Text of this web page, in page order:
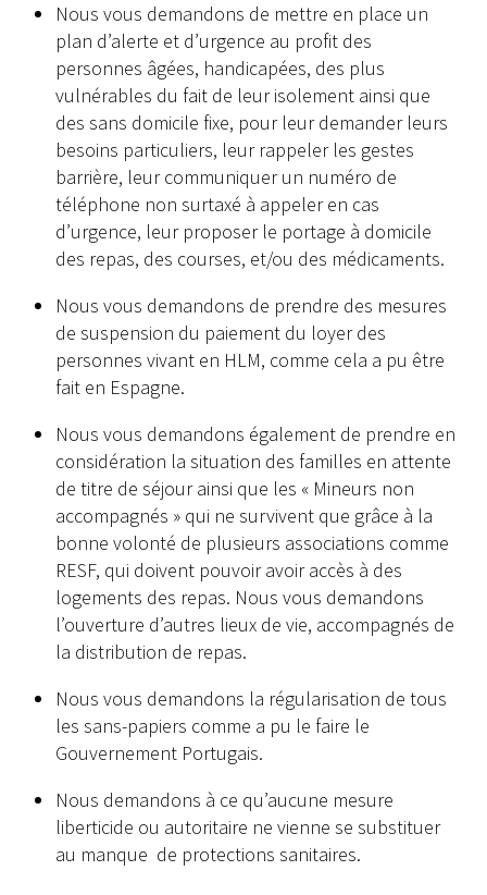
Nous vous demandons de mettre en place un
plan d’alerte et d’urgence au profit des
personnes âgées, handicapées, des plus
vulnérables du fait de leur isolement ainsi que
des sans domicile fixe, pour leur demander leurs
besoins particuliers, leur rappeler les gestes
barrière, leur communiquer un numéro de
téléphone non surtaxé à appeler en cas
d’urgence, leur proposer le portage à domicile
des repas, des courses, et/ou des médicaments.
Nous vous demandons de prendre des mesures
de suspension du paiement du loyer des
personnes vivant en HLM, comme cela a pu être
fait en Espagne.
Nous vous demandons également de prendre en
considération la situation des familles en attente
de titre de séjour ainsi que les « Mineurs non
accompagnés » qui ne survivent que grâce à la
bonne volonté de plusieurs associations comme
RESF, qui doivent pouvoir avoir accès à des
logements des repas. Nous vous demandons
l’ouverture d’autres lieux de vie, accompagnés de
la distribution de repas.
Nous vous demandons la régularisation de tous
les sans-papiers comme a pu le faire le
Gouvernement Portugais.
Nous demandons à ce qu’aucune mesure
liberticide ou autoritaire ne vienne se substituer
au manque de protections sanitaires.